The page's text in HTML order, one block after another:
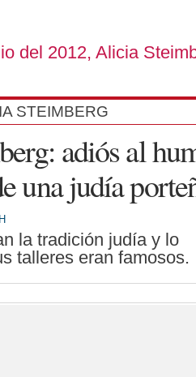
del 2012, Alicia
STEIMBERG
adiós al
una judía
la tradición judía y lo
talleres eran famosos.